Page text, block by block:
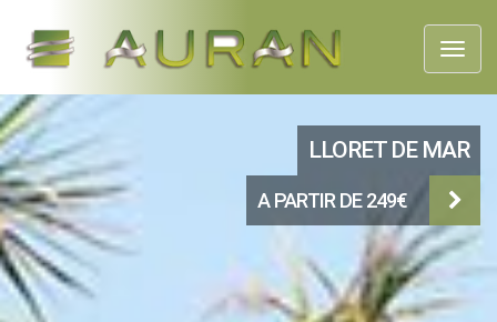
LLORET DE MAR
A PARTIR DE 249€